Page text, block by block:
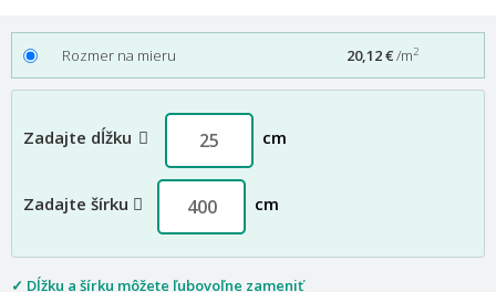
Rozmer na mieru 20,12 €/m2
Zadajte dĺžku cm
Zadajte šírku cm
✓ Dĺžku a šírku môžete ľubovoľne zameniť